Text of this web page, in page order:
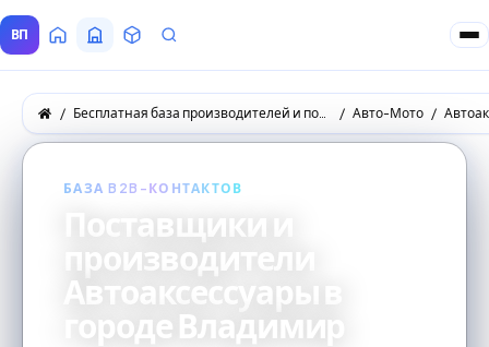
ВП ГлавнаяВсе Поставщики
ТоварыЗапросы покупателей
Бесплатная база производителей и поставщиков товаров оптом Авто-Мото
БАЗА B2B-КОНТАКТОВ
Поставщики и
производители
Автоаксессуары в
городе Владимир